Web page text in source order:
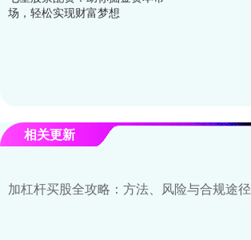
场，轻松实现财富梦想
相关更新
加杠杆买股全攻略：方法、风险与合规途径